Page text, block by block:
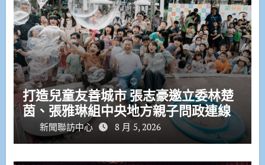
打造兒童友善城市 張志豪邀立委林楚
茵、張雅琳組中央地方親子問政連線
新聞聯訪中心 8 月 5, 2026